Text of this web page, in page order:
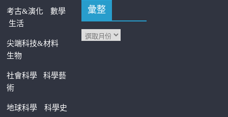
考古&演化
數學
生活
尖端科技&材料
生物
社會科學科學藝
術
地球科學 科學史
彙整